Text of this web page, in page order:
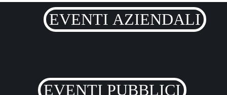
EVENTI AZIENDALI
EVENTI PUBBLICI